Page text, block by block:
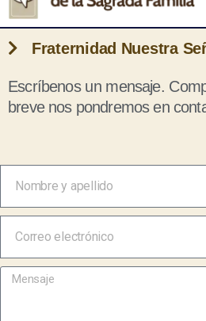
Fraternidad Nuestra
Escríbenos un mensaje.
breve nos pondremos en